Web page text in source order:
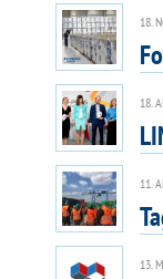
18.
18.
11.
13.